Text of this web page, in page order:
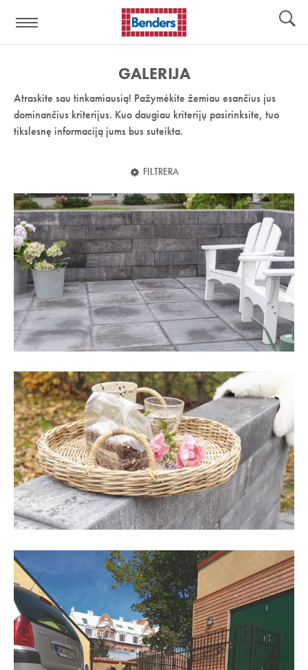
nuoroda:
GALERIJA
Atraskite sau tinkamiausią! Pažymėkite žemiau esančius jus
dominančius kriterijus. Kuo daugiau kriterijų pasirinksite, tuo
tikslesnę informaciją jums bus suteikta.
FILTRERA